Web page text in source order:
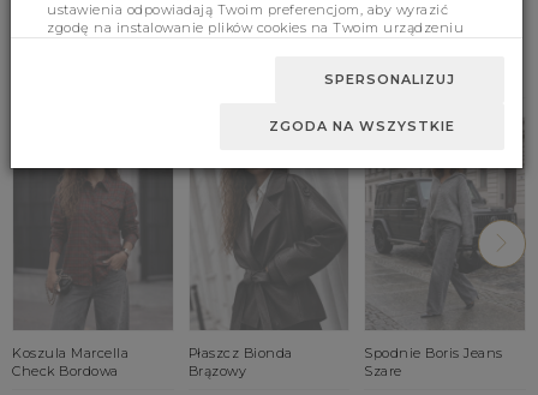
Koszula Marcella
Check Bordowa
Płaszcz Bionda
Brązowy
Spodnie Boris Jeans
Szare
ustawienia odpowiadają Twoim preferencjom, aby wyrazić
zgodę na instalowanie plików cookies na Twoim urządzeniu
SPERSONALIZUJ
ZGODA NA WSZYSTKIE